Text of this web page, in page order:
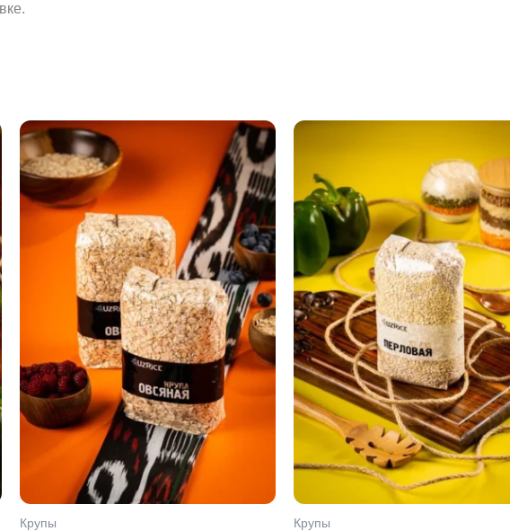
Крупы Крупы